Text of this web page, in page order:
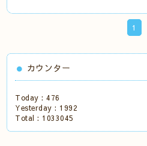
1
カウンター
Today :476
Yesterday : 1992
Total : 1033045